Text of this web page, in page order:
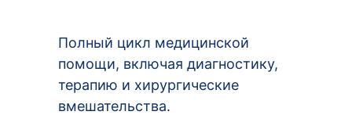
Полный цикл медицинской
помощи, включая диагностику,
терапию и хирургические
вмешательства.